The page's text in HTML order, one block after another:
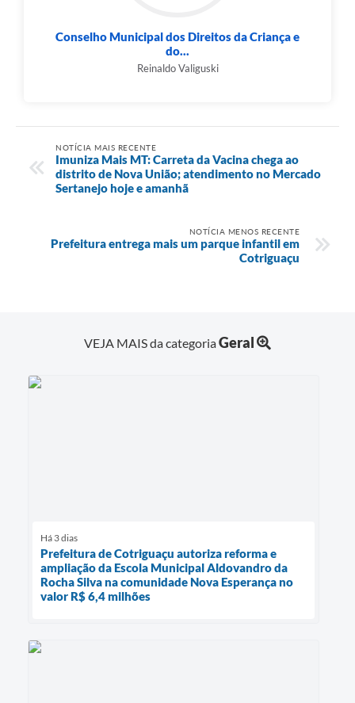
Conselho Municipal dos Direitos da Criança e
do...
Reinaldo Valiguski
NOTÍCIA MAIS RECENTE
Imuniza Mais MT: Carreta da Vacina chega ao
distrito de Nova União; atendimento no Mercado
Sertanejo hoje e amanhã
NOTÍCIA MENOS RECENTE
Prefeitura entrega mais um parque infantil em
Cotriguaçu
VEJA MAIS da categoriaGeral
Há 3 dias
Prefeitura de Cotriguaçu autoriza reforma e
ampliação da Escola Municipal Aldovandro da
Rocha Silva na comunidade Nova Esperança no
valor R$ 6,4 milhões